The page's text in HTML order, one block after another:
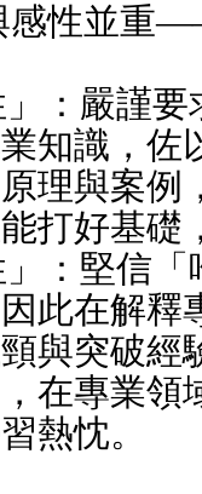
感性並重
：嚴謹
知識，佐
理與案例
打好基礎
：堅信
此在解釋
與突破經
在專業領
熱忱。